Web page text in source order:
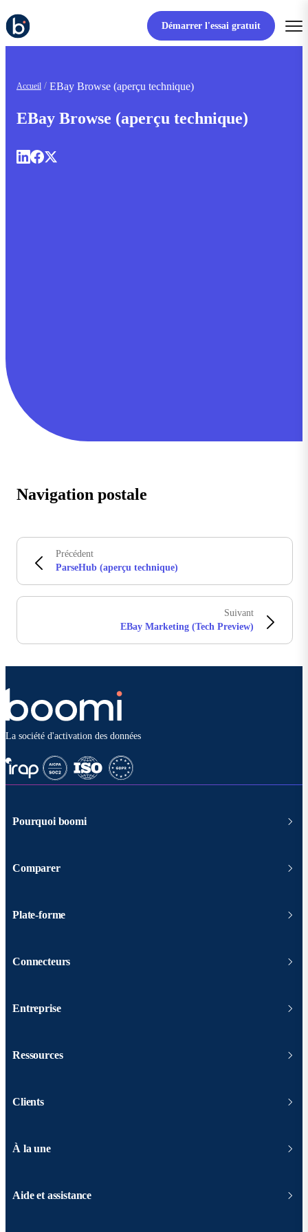
Démarrer l'essai gratuit
Accueil EBay Browse (aperçu technique)
EBay Browse (aperçu technique)
Navigation postale
Précédent
ParseHub (aperçu technique)
Suivant
EBay Marketing (Tech Preview)
La société d'activation des données
Pourquoi boomi
Comparer
Plate-forme
Connecteurs
Entreprise
Ressources
Clients
À la une
Aide et assistance